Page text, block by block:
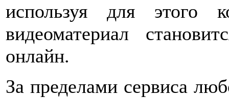
используя для этого
видеоматериал
онлайн.
За пределами сервиса